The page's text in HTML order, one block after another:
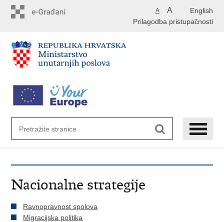
English
A A
Prilagodba pristupačnosti
Nacionalne strategije
Ravnopravnost spolova
Migracijska politika